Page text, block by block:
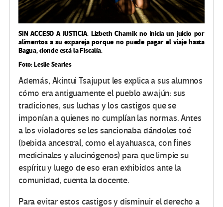
SIN ACCESO A JUSTICIA. Lizbeth Chamik no inicia un juicio por
alimentos a su expareja porque no puede pagar el viaje hasta
Bagua, donde está la Fiscalía.
Foto: Leslie Searles
Además, Akintui Tsajuput les explica a sus alumnos
cómo era antiguamente el pueblo awajún: sus
tradiciones, sus luchas y los castigos que se
imponían a quienes no cumplían las normas. Antes
a los violadores se les sancionaba dándoles toé
(bebida ancestral, como el ayahuasca, con fines
medicinales y alucinógenos) para que limpie su
espíritu y luego de eso eran exhibidos ante la
comunidad, cuenta la docente.
Para evitar estos castigos y disminuir el derecho a